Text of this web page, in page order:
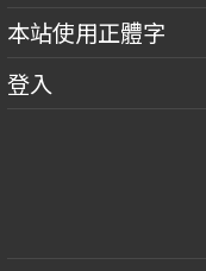
本站使用正體字
登入